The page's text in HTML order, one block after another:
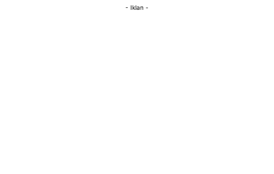
- Iklan -